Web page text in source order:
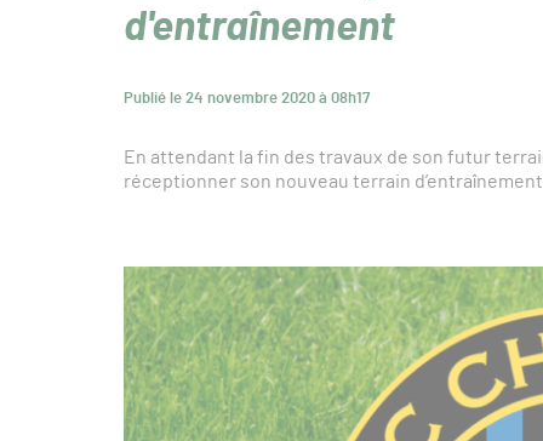
d'entraînement
Publié le 24 novembre 2020 à 08h17
En attendant la fin des travaux de son futur
réceptionner son nouveau terrain